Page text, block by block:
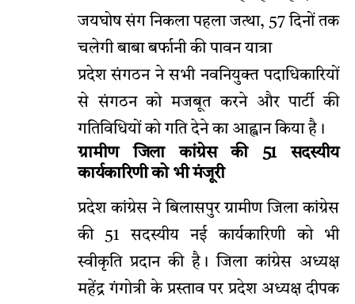
जयघोष संग निकला पहला जत्था, 57 दिनों तक
चलेगी बाबा बर्फानी की पावन यात्रा
प्रदेश संगठन ने सभी नवनियुक्त पदाधिकारियों
से संगठन को मजबूत करने और पार्टी की
गतिविधियों को गति देने का आह्वान किया है।
ग्रामीण जिला कांग्रेस की 51 सदस्यीय
कार्यकारिणी को भी मंजूरी
प्रदेश कांग्रेस ने बिलासपुर ग्रामीण जिला कांग्रेस
की 51 सदस्यीय नई कार्यकारिणी को भी
स्वीकृति प्रदान की है। जिला कांग्रेस अध्यक्ष
महेंद्र गंगोत्री के प्रस्ताव पर प्रदेश अध्यक्ष दीपक